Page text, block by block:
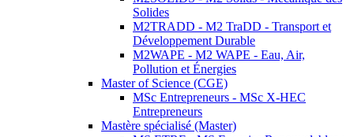
Solides
M2TRADD - M2 TraDD - Transport et
Développement Durable
M2WAPE - M2 WAPE - Eau, Air,
Pollution et Énergies
Master of Science (CGE)
MSc Entrepreneurs - MSc X-HEC
Entrepreneurs
Mastère spécialisé (Master)